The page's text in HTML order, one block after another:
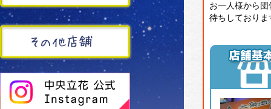
お一人様から
待ちしておりま